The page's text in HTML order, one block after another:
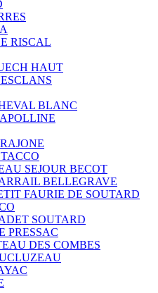
RISCAL
HAUT
BLANC
SEJOUR BECOT
BELLEGRAVE
FAURIE DE SOUTARD
SOUTARD
PRESSAC
DES COMBES